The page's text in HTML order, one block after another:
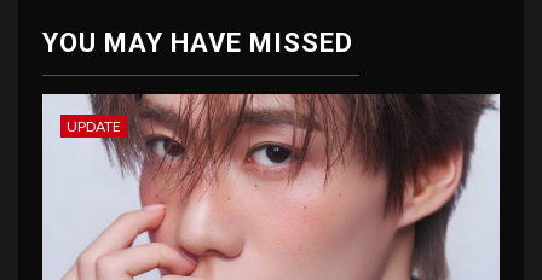
YOU MAY HAVE MISSED
UPDATE